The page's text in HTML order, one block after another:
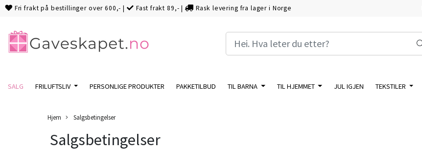
Fri frakt på bestillinger over 600,- | Fast frakt 89,- | Rask levering fra lager i Norge
SALG FRILUFTSLIV PERSONLIGE PRODUKTER PAKKETILBUD TIL BARNA TIL HJEMMET JUL IGJEN TEKSTILER
Hjem Salgsbetingelser
Salgsbetingelser